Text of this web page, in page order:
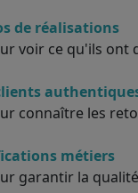
de réalisations
voir ce qu'ils ont
connaître les
métiers
garantir la